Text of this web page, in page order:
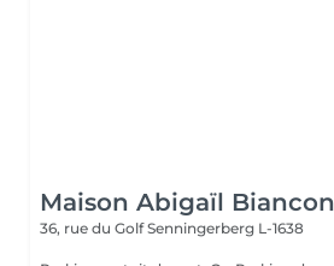
Maison Abigaïl
36, rue du GolfSenningerberg L-1638